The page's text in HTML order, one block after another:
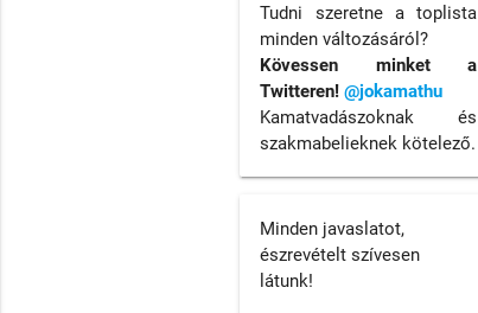
Tudni szeretne a toplista
minden változásáról?
Kövessen minket a
Twitteren!@jokamathu
Kamatvadászoknak és
szakmabelieknek kötelező.
Minden javaslatot,
észrevételt szívesen
látunk!